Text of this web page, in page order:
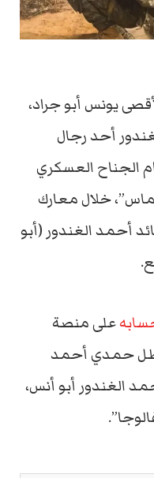
يونس أبو جراد،
أحد رجال
الجناح العسكري
خلال معارك
أحمد الغندور (أبو
على منصة
حمدي أحمد
الغندور أبو أنس،